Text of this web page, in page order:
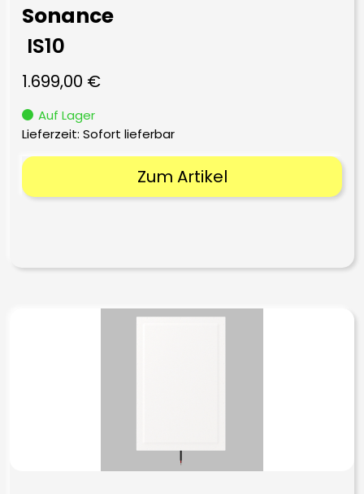
Sonance
IS10
1.699,00 €
Auf Lager
Lieferzeit: Sofort lieferbar
Zum Artikel